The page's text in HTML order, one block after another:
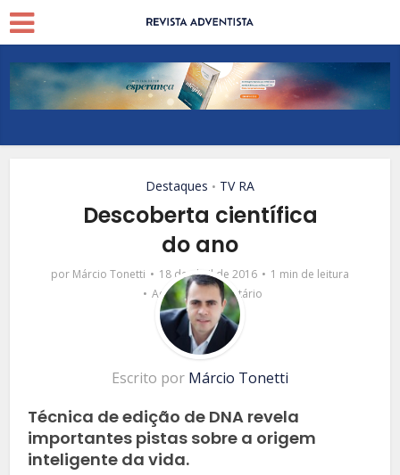
Destaques • TV RA
Descoberta científica
do ano
por Márcio Tonetti 18 de abril de 2016
1 min de leitura
Adicionar comentário
Escrito por Márcio Tonetti
Técnica de edição de DNA revela
importantes pistas sobre a origem
inteligente da vida.